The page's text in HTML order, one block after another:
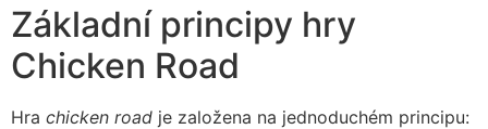
Základní principy hry
Chicken Road
Hra chicken road je založena na jednoduchém principu: